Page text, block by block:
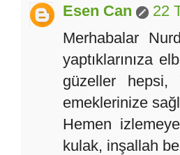
Esen Can
22
Merhabalar
yaptıklarınıza
güzeller hepsi,
emeklerinize
Hemen
kulak, inşallah